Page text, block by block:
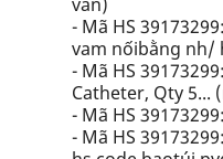
- Mã HS
vam nốibằng nh/
- Mã HS
Catheter, Qty 5...
- Mã HS
- Mã HS